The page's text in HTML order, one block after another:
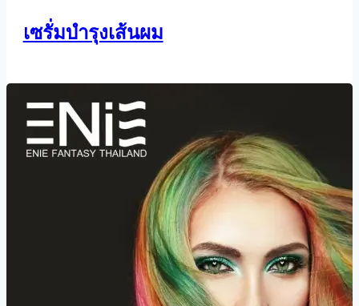
เซรั่มบำรุงเส้นผม